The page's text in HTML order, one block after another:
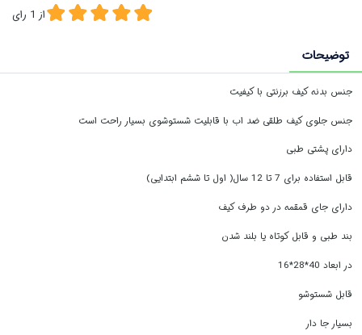
از 1 رای
توضیحات
جنس بدنه کیف برزنتی با کیفیت
جنس جلوی کیف طلقی ضد اب با قابلیت شستوشوی بسیار راحت است
دارای پشتی طبی
قابل استفاده برای 7 تا 12 سال( اول تا ششم ابتدایی)
دارای جای قمقمه در دو طرف کیف
بند طبی و قابل کوتاه یا بلند شدن
در ابعاد 40*28*16
قابل شستوشو
بسیار جا دار